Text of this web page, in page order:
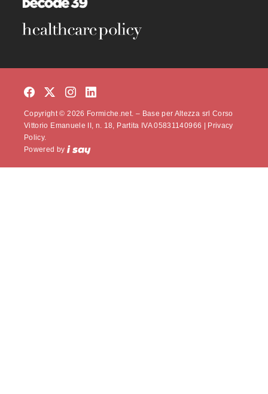
Copyright © 2026 Formiche.net. – Base per Altezza srl Corso
Vittorio Emanuele II, n. 18, Partita IVA 05831140966 |
Privacy
Policy.
Powered by